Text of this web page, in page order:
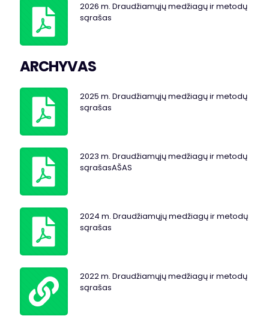
2026 m. Draudžiamųjų medžiagų ir metodų
sąrašas
ARCHYVAS
2025 m. Draudžiamųjų medžiagų ir metodų
sąrašas
2023 m. Draudžiamųjų medžiagų ir metodų
sąrašasAŠAS
2024 m. Draudžiamųjų medžiagų ir metodų
sąrašas
2022 m. Draudžiamųjų medžiagų ir metodų
sąrašas